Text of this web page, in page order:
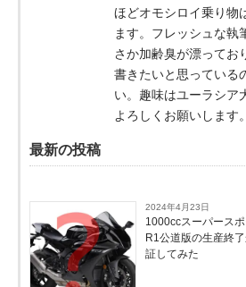
ほどオモシロイ乗り物
ます。フレッシュな執
さか加齢臭が漂ってお
書きたいと思っている
い。趣味はユーラシア
よろしくお願いします。
最新の投稿
2024年4月23日
1000ccスーパース
R1公道版の生産終
証してみた